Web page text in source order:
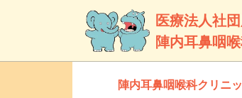
医療法人社
陣内耳鼻咽
陣内耳鼻咽喉科クリニ